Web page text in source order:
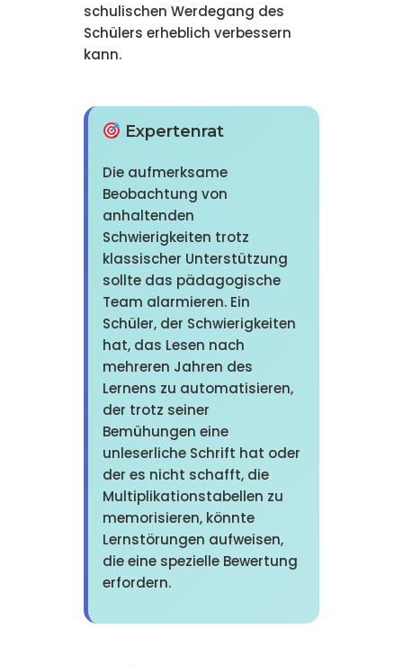
schulischen Werdegang des
Schülers erheblich verbessern
kann.
Expertenrat
Die aufmerksame
Beobachtung von
anhaltenden
Schwierigkeiten trotz
klassischer Unterstützung
sollte das pädagogische
Team alarmieren. Ein
Schüler, der Schwierigkeiten
hat, das Lesen nach
mehreren Jahren des
Lernens zu automatisieren,
der trotz seiner
Bemühungen eine
unleserliche Schrift hat oder
der es nicht schafft, die
Multiplikationstabellen zu
memorisieren, könnte
Lernstörungen aufweisen,
die eine spezielle Bewertung
erfordern.